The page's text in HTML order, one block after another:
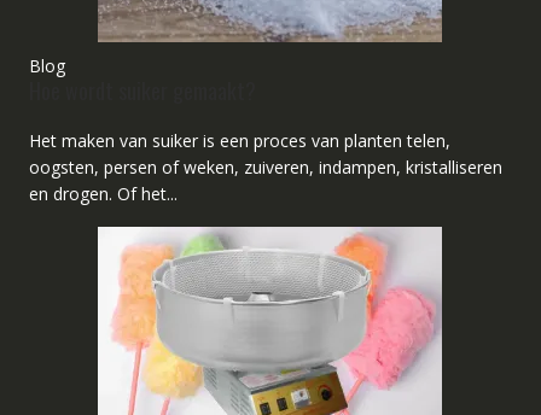
Blog
Het maken van suiker is een proces van planten telen,
oogsten, persen of weken, zuiveren, indampen, kristalliseren
en drogen. Of het...